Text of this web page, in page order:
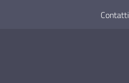
Contatti